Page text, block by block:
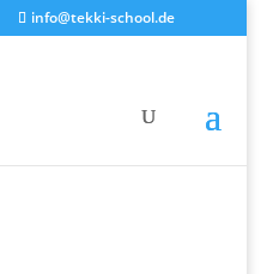
info@tekki-school.de